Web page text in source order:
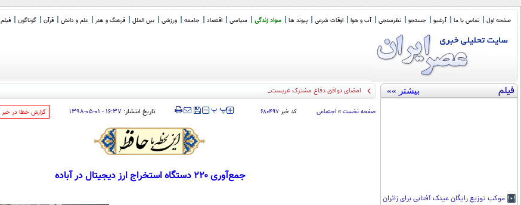
صفحه اول تماس با ما آرشیو جستجو نظرسنجی آب و هوا اوقات شرعی پیوند ها سواد زندگی سیاسی اقتصاد جامعه ورزشی بین الملل فرهنگ و هنر علم و دانش قرآن گوناگون فیلم
فیلم بیشتر »»
موکب توزیع رایگان عینک آفتابی برای زائران
امضای توافق دفاع مشترک عربستان سعودی، پاکست
صفحه نخست » اجتماعی کد خبر۶۸۰۴۹۷ ‍‍‍ پ پ تاریخ انتشار: ۱۶:۳۷ - ۰۱-۰۵-۱۳۹۸ ‌گزارش خطا در خبر
جمع‌آوری ۲۲۰ دستگاه استخراج ارز دیجیتال در آباده